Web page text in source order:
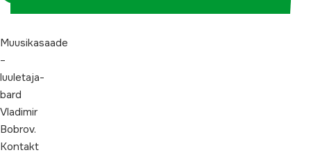
Muusikasaade
–
luuletaja-
bard
Vladimir
Bobrov.
Kontakt